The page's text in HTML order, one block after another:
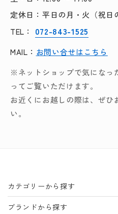
定休日：平日の月・火（祝日
TEL：
072-843-1525
MAIL： お問い合せはこちら
※ネットショップで気になっ
ってご覧いただけます。
お近くにお越しの際は、ぜひ
い。
カテゴリーから探す
ブランドから探す